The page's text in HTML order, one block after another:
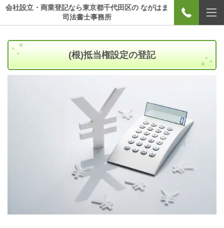
会社設立・商業登記なら東京都千代田区の ながはま
司法書士事務所
(根)抵当権設定の登記